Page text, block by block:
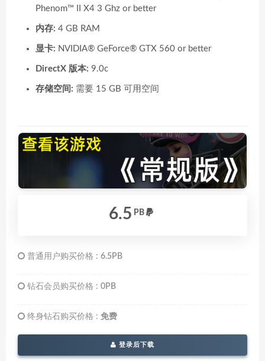
Phenom™ II X4 3 Ghz or better
内存: 4 GB RAM
显卡: NVIDIA® GeForce® GTX 560 or better
DirectX 版本: 9.0c
存储空间: 需要 15 GB 可用空间
6.5 PB
普通用户购买价格 : 6.5PB
钻石会员购买价格 : 0PB
终身钻石购买价格 : 免费
登录后下载